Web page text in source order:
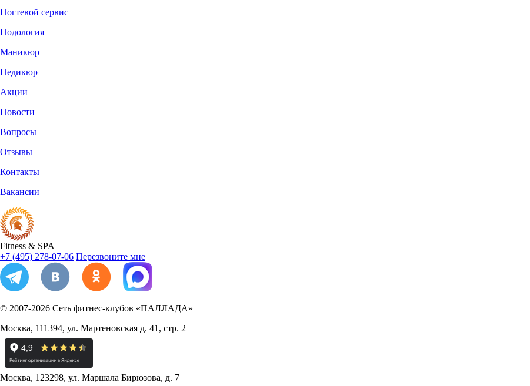
Ногтевой сервис
Подология
Маникюр
Педикюр
Акции
Новости
Вопросы
Отзывы
Контакты
Вакансии
Fitness & SPA
+7 (495) 278-07-06 Перезвоните мне
© 2007-2026 Сеть фитнес-клубов «ПАЛЛАДА»
Москва, 111394, ул. Мартеновская д. 41, стр. 2
Москва, 123298, ул. Маршала Бирюзова, д. 7